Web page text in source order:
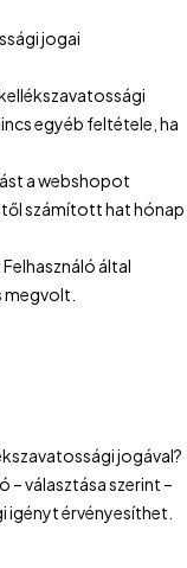
jogai
egyéb feltétele, ha
a webshopot
számított hat hónap
által
megvolt.
jogával?
– választása szerint –
igényt érvényesíthet.